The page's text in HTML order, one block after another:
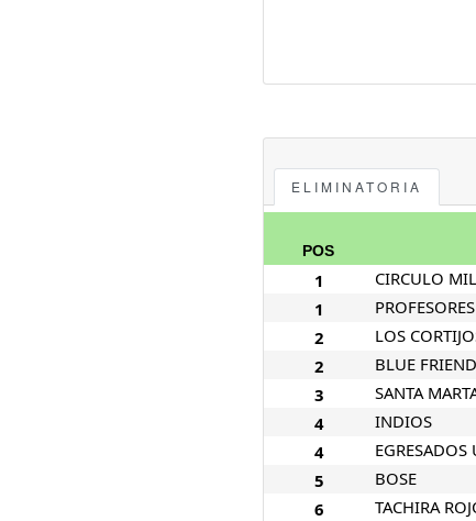
ELIMINATORIA
POS
1 CIRCULO
1 PROFESORES
2 LOS
2 BLUE
3 SANTA
4 INDIOS
4 EGRESADOS
5 BOSE
6 TACHIRA